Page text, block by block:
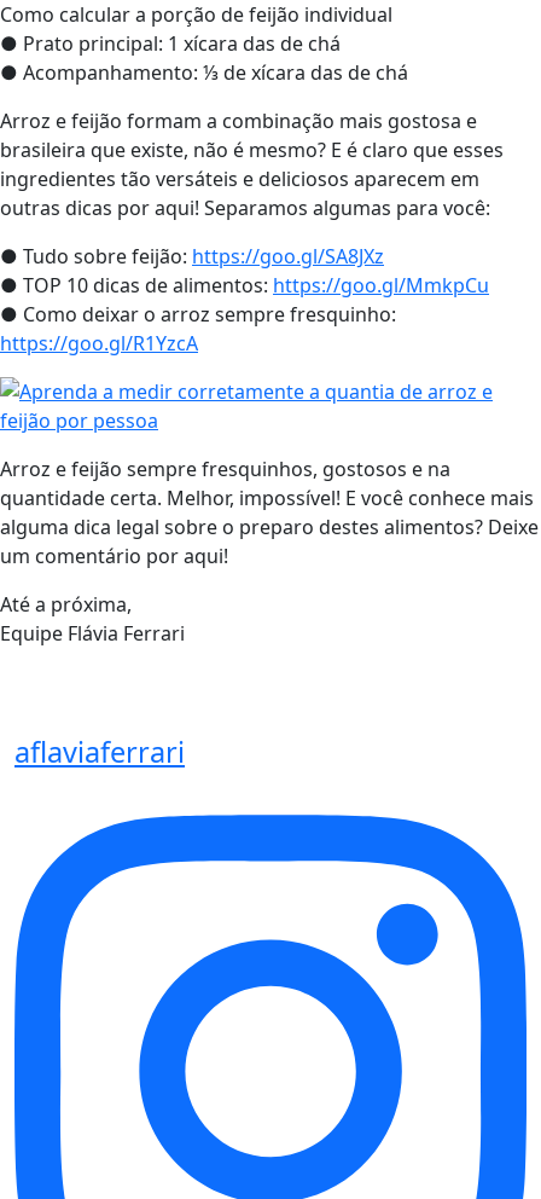
Como calcular a porção de feijão individual
● Prato principal: 1 xícara das de chá
● Acompanhamento: ⅓ de xícara das de chá
Arroz e feijão formam a combinação mais gostosa e
brasileira que existe, não é mesmo? E é claro que esses
ingredientes tão versáteis e deliciosos aparecem em
outras dicas por aqui! Separamos algumas para você:
● Tudo sobre feijão: https://goo.gl/SA8JXz
● TOP 10 dicas de alimentos: https://goo.gl/MmkpCu
● Como deixar o arroz sempre fresquinho:
https://goo.gl/R1YzcA
Arroz e feijão sempre fresquinhos, gostosos e na
quantidade certa. Melhor, impossível! E você conhece mais
alguma dica legal sobre o preparo destes alimentos? Deixe
um comentário por aqui!
Até a próxima,
Equipe Flávia Ferrari
aflaviaferrari